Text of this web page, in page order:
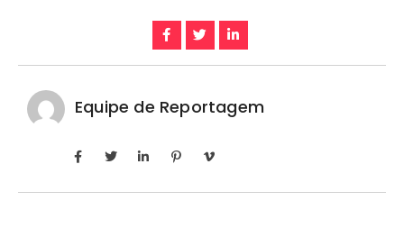
Equipe de Reportagem